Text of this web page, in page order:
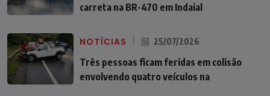
carreta na BR-470 em Indaial
NOTÍCIAS 25/07/2026
Três pessoas ficam feridas em colisão
envolvendo quatro veículos na